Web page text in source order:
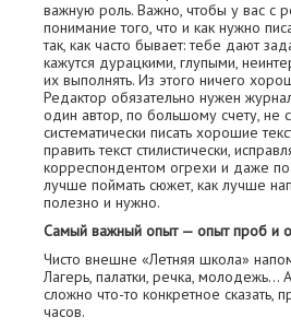
важную роль. Важно, чтобы у вас с
понимание того, что и как нужно
так, как часто бывает: тебе дают
кажутся дурацкими, глупыми,
их выполнять. Из этого ничего
Редактор обязательно нужен
один автор, по большому счету, не
систематически писать хорошие
править текст стилистически,
корреспондентом огрехи и даже
лучше поймать сюжет, как лучше
полезно и нужно.
Самый важный опыт — опыт проб и
Чисто внешне «Летняя школа»
Лагерь, палатки, речка, молодежь…
сложно что-то конкретное сказать,
часов.